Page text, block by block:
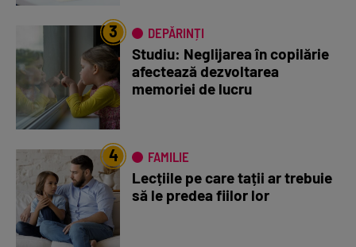
3 DEPĂRINȚI
Studiu: Neglijarea în copilărie
afectează dezvoltarea
memoriei de lucru
4 FAMILIE
Lecțiile pe care tații ar trebuie
să le predea fiilor lor